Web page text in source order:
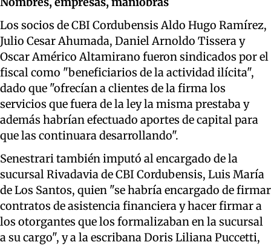
Los socios de CBI Cordubensis Aldo Hugo Ramírez,
Julio Cesar Ahumada, Daniel Arnoldo Tissera y
Oscar Américo Altamirano fueron sindicados por el
fiscal como "beneficiarios de la actividad ilícita",
dado que "ofrecían a clientes de la firma los
servicios que fuera de la ley la misma prestaba y
además habrían efectuado aportes de capital para
que las continuara desarrollando".
Senestrari también imputó al encargado de la
sucursal Rivadavia de CBI Cordubensis, Luis María
de Los Santos, quien "se habría encargado de firmar
contratos de asistencia financiera y hacer firmar a
los otorgantes que los formalizaban en la sucursal
a su cargo", y a la escribana Doris Liliana Puccetti,